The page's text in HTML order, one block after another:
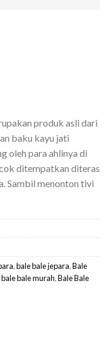
produk asli dari
baku kayu jati
oleh para ahlinya di
ditempatkan diteras
Sambil menonton tivi
,bale bale jepara,Bale
bale bale murah,Bale Bale